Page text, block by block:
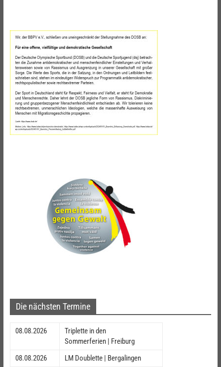
Die nächsten Termine
08.08.2026
Triplette in den
Sommerferien | Freiburg
08.08.2026
LM Doublette | Bergalingen